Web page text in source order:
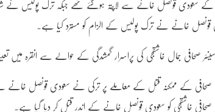
کے سعودی قونصل خانے سے لاپتہ ہوگئے تھے جبکہ ترک پولیس نے شبہ
قونصل خانے نے ترک پولیس کے الزام کو مسترد کیا ہے۔
صحافی جمال خاشقجی کی پراسرار گمشدگی کے حوالے سے انقرہ میں
صحافی کے ممکنہ قتل کے معاملے پر ترکی نے سعودی قونصل خانے
خاشقجی کو سعودی قونصل خانے کے اندر قتل کر دیا گیا ہے۔